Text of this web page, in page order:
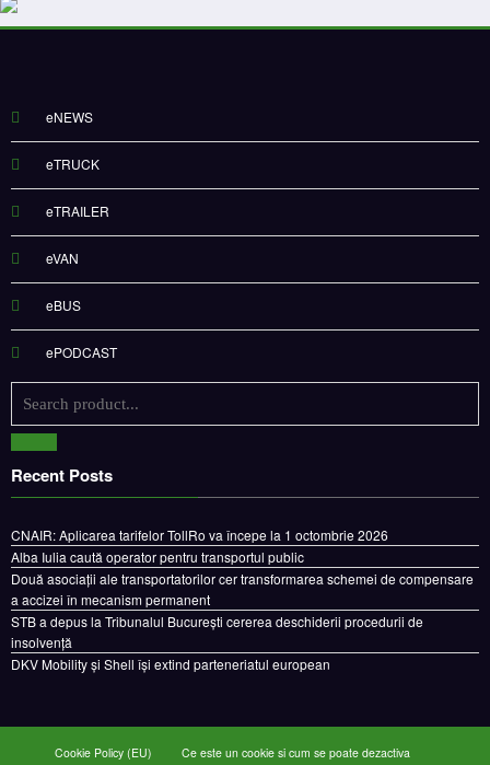
eNEWS
eTRUCK
eTRAILER
eVAN
eBUS
ePODCAST
Recent Posts
CNAIR: Aplicarea tarifelor TollRo va începe la 1 octombrie 2026
Alba Iulia caută operator pentru transportul public
Două asociații ale transportatorilor cer transformarea schemei de compensare
a accizei în mecanism permanent
STB a depus la Tribunalul București cererea deschiderii procedurii de
insolvență
DKV Mobility și Shell își extind parteneriatul european
Cookie Policy (EU)
Ce este un cookie si cum se poate dezactiva